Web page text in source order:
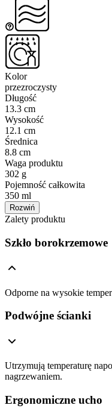
Kolor
przezroczysty
Długość
13.3 cm
Wysokość
12.1 cm
Średnica
8.8 cm
Waga produktu
302 g
Pojemność całkowita
350 ml
Rozwiń
Zalety produktu
Szkło borokrzemowe
Odporne na wysokie
Podwójne ścianki
Utrzymują temperaturę
nagrzewaniem.
Ergonomiczne ucho